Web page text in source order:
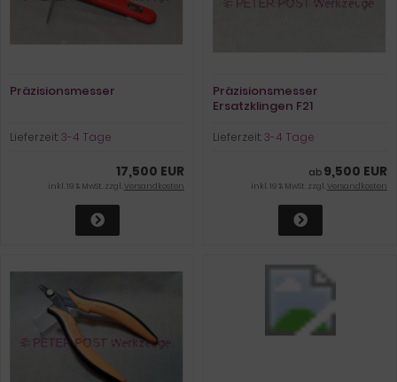
Präzisionsmesser
Lieferzeit:3-4 Tage
17,500 EUR
inkl. 19 % MwSt. zzgl.Versandkosten
Präzisionsmesser
Ersatzklingen F21
Lieferzeit:3-4 Tage
ab 9,500 EUR
inkl. 19 % MwSt. zzgl.Versandkosten